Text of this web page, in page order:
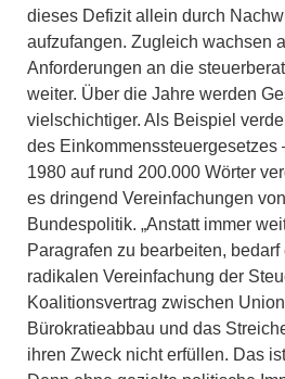
dieses Defizit allein durch
aufzufangen. Zugleich wachsen
Anforderungen an die
weiter. Über die Jahre werden
vielschichtiger. Als Beispiel
des Einkommenssteuergesetzes
1980 auf rund 200.000 Wörter
es dringend Vereinfachungen
Bundespolitik. „Anstatt immer
Paragrafen zu bearbeiten,
radikalen Vereinfachung der
Koalitionsvertrag zwischen
Bürokratieabbau und das
ihren Zweck nicht erfüllen. Das